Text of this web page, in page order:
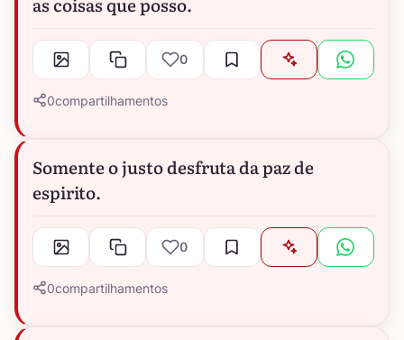
0
0compartilhamentos
Somente o justo desfruta da paz de
espirito.
0
0compartilhamentos